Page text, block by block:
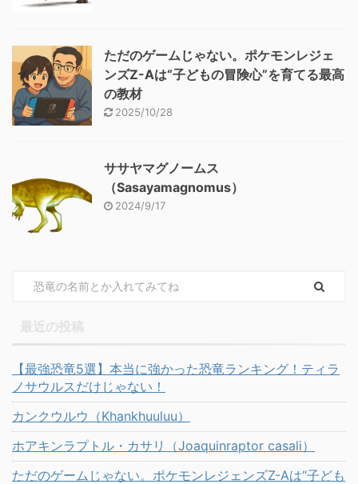
ただのゲームじゃない。ポケモンレジェ
ンズZ-Aは“子どもの冒険心”を育てる最高
の教材
2025/10/28
ササヤマグノームス
（Sasayamagnomus）
2024/9/17
【最強恐竜5選】本当に強かった恐竜ランキング！ティラ
ノサウルスだけじゃない！
カンクウルウ（Khankhuuluu）
ホアキンラプトル・カサリ（Joaquinraptor casali）
ただのゲームじゃない。ポケモンレジェンズZ-Aは“子ども